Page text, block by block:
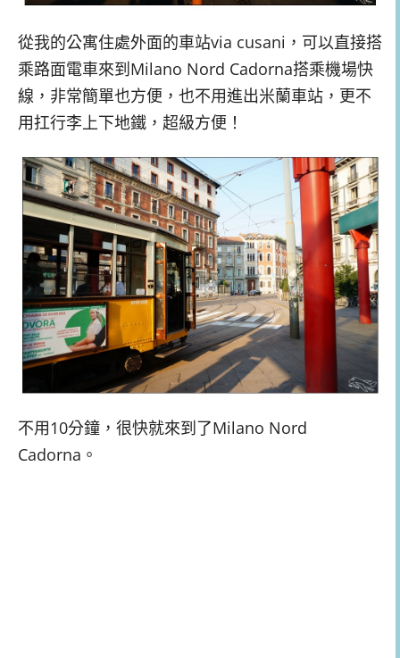
從我的公寓住處外面的車站via cusani，可以直接搭
乘路面電車來到Milano Nord Cadorna搭乘機場快
線，非常簡單也方便，也不用進出米蘭車站，更不
用扛行李上下地鐵，超級方便！
不用10分鐘，很快就來到了Milano Nord
Cadorna。